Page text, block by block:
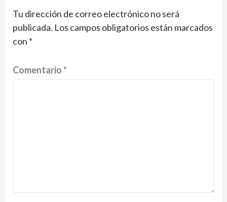
Tu dirección de correo electrónico no será
publicada. Los campos obligatorios están marcados
con *
Comentario*